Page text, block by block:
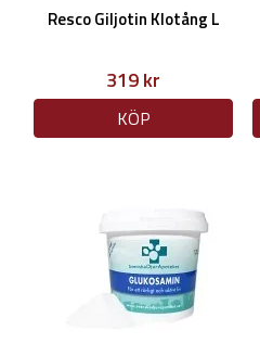
Resco Giljotin Klotång L
319 kr
KÖP